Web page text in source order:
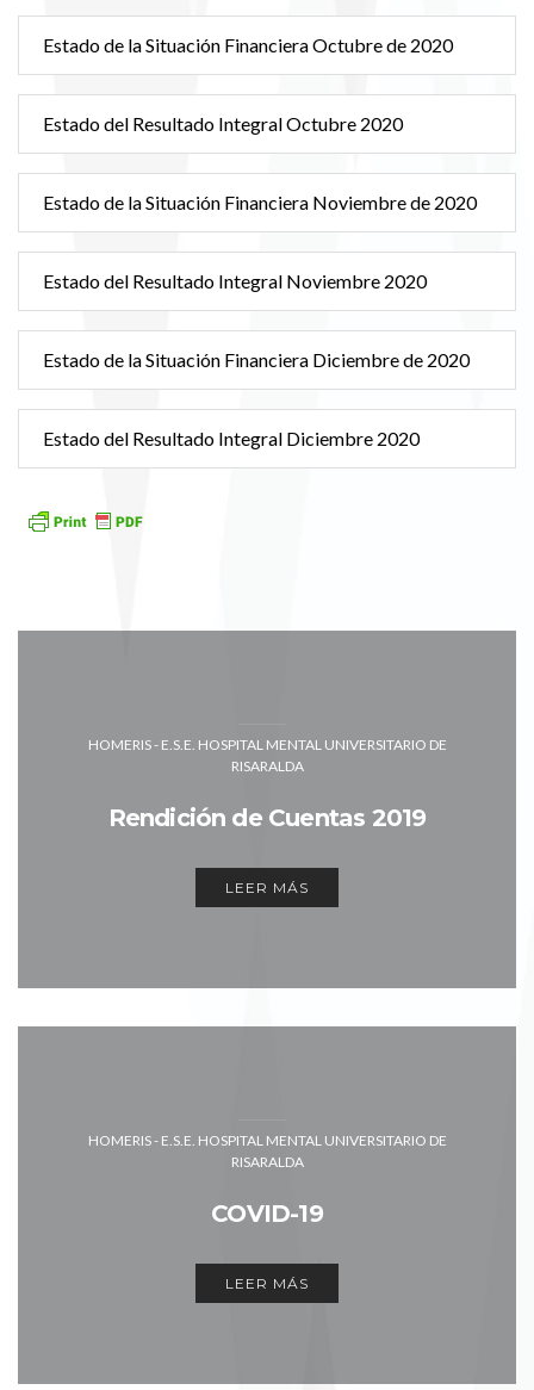
Estado de la Situación Financiera Octubre de 2020
Estado del Resultado Integral Octubre 2020
Estado de la Situación Financiera Noviembre de 2020
Estado del Resultado Integral Noviembre 2020
Estado de la Situación Financiera Diciembre de 2020
Estado del Resultado Integral Diciembre 2020
HOMERIS - E.S.E. HOSPITAL MENTAL UNIVERSITARIO DE
RISARALDA
Rendición de Cuentas 2019
LEER MÁS
HOMERIS - E.S.E. HOSPITAL MENTAL UNIVERSITARIO DE
RISARALDA
COVID-19
LEER MÁS